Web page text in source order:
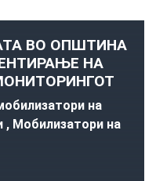
ВО ОПШТИНА
НА
на
, Мобилизатори на